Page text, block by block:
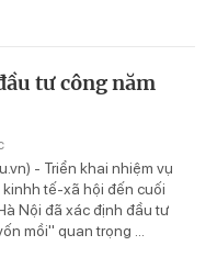
tư công năm
- Triển khai nhiệm vụ
tế-xã hội đến cuối
Nội đã xác định đầu tư
mồi" quan trọng ...